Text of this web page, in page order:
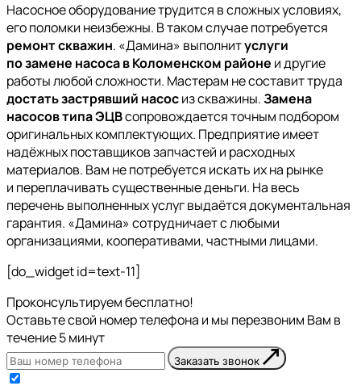
Насосное оборудование трудится в сложных условиях,
его поломки неизбежны. В таком случае потребуется
ремонт скважин. «Дамина» выполнитуслуги
по замене насоса в Коломенском районе и другие
работы любой сложности. Мастерам не составит труда
достать застрявший насосиз скважины.Замена
насосов типа ЭЦВсопровождается точным подбором
оригинальных комплектующих. Предприятие имеет
надёжных поставщиков запчастей и расходных
материалов. Вам не потребуется искать их на рынке
и переплачивать существенные деньги. На весь
перечень выполненных услуг выдаётся документальная
гарантия. «Дамина» сотрудничает с любыми
организациями, кооперативами, частными лицами.
[do_widget id=text-11]
Проконсультируем бесплатно!
Оставьте свой номер телефона и мы перезвоним Вам в
течение 5 минут
Заказать звонок